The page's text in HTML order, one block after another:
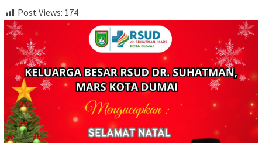
Post Views: 174